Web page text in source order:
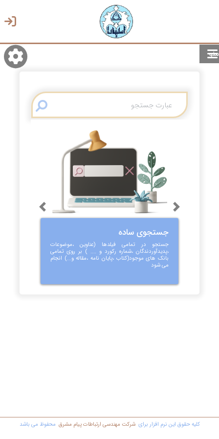
منو
انتخاب زبان
جستجوی ساده
جستجو در تمامی فیلدها (عناوین ،موضوعات
،پدیدآوردندگان ،شماره رکورد و .... ) بر روی تمامی
بانک های موجود(کتاب ،پایان نامه ،مقاله و...) انجام
می شود
Previous Next
کليه حقوق اين نرم افزار برای شرکت مهندسي ارتباطات پیام مشرق محفوظ مي باشد